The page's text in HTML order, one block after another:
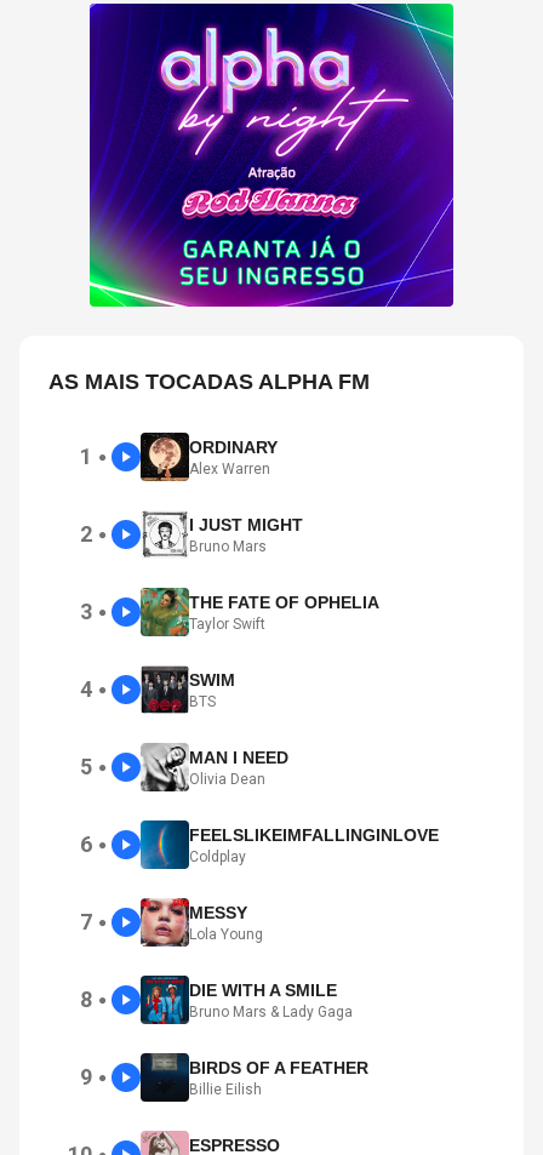
AS MAIS TOCADAS ALPHA FM
1 ● ORDINARY
Alex Warren
2 ● I JUST MIGHT
Bruno Mars
3 ● THE FATE OF OPHELIA
Taylor Swift
4 ● SWIM
BTS
5 ● MAN I NEED
Olivia Dean
6 ● FEELSLIKEIMFALLINGINLOVE
Coldplay
7 ● MESSY
Lola Young
8 ● DIE WITH A SMILE
Bruno Mars & Lady Gaga
9 ● BIRDS OF A FEATHER
Billie Eilish
ESPRESSO